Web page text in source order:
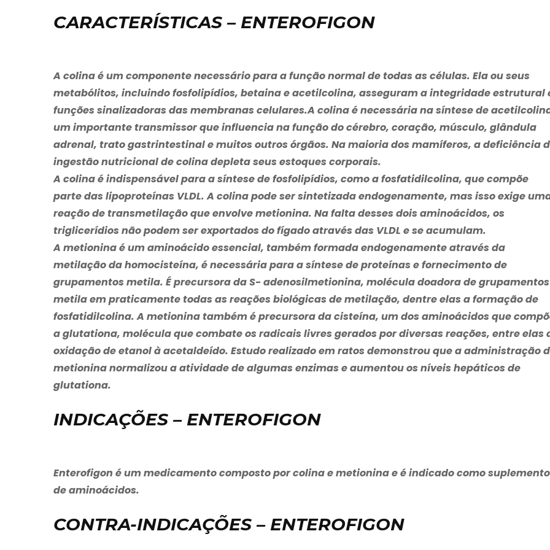
CARACTERÍSTICAS – ENTEROFIGON
A colina é um componente necessário para a função normal de todas as células. Ela ou seus
metabólitos, incluindo fosfolipídios, betaina e acetilcolina, asseguram a integridade estrutural
funções sinalizadoras das membranas celulares.A colina é necessária na síntese de
um importante transmissor que influencia na função do cérebro, coração, músculo, glândula
adrenal, trato gastrintestinal e muitos outros órgãos. Na maioria dos mamíferos, a deficiência
ingestão nutricional de colina depleta seus estoques corporais.
A colina é indispensável para a síntese de fosfolipídios, como a fosfatidilcolina, que compõe
parte das lipoproteínas VLDL. A colina pode ser sintetizada endogenamente, mas isso exige
reação de transmetilação que envolve metionina. Na falta desses dois aminoácidos, os
triglicerídios não podem ser exportados do fígado através das VLDL e se acumulam.
A metionina é um aminoácido essencial, também formada endogenamente através da
metilação da homocisteína, é necessária para a síntese de proteínas e fornecimento de
grupamentos metila. É precursora da S- adenosilmetionina, molécula doadora de grupamentos
metila em praticamente todas as reações biológicas de metilação, dentre elas a formação de
fosfatidilcolina. A metionina também é precursora da cisteína, um dos aminoácidos que
a glutationa, molécula que combate os radicais livres gerados por diversas reações, entre elas
oxidação de etanol à acetaldeído. Estudo realizado em ratos demonstrou que a administração
metionina normalizou a atividade de algumas enzimas e aumentou os níveis hepáticos de
glutationa.
INDICAÇÕES – ENTEROFIGON
Enterofigon é um medicamento composto por colina e metionina e é indicado como suplemento
de aminoácidos.
CONTRA-INDICAÇÕES – ENTEROFIGON